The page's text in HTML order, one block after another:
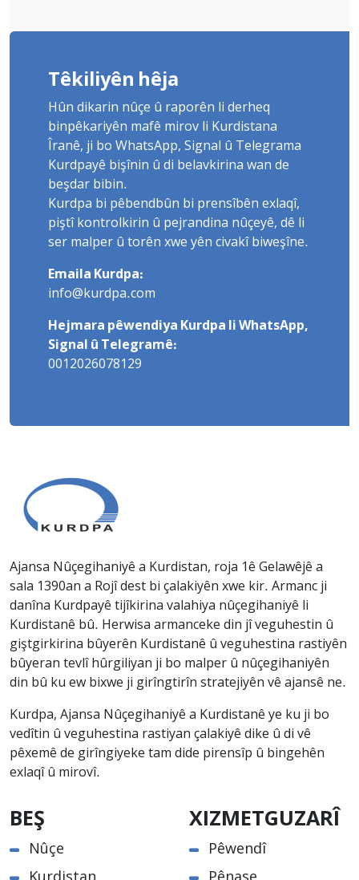
Têkiliyên hêja
Hûn dikarin nûçe û raporên li derheq
binpêkariyên mafê mirov li Kurdistana
Îranê, ji bo WhatsApp, Signal û Telegrama
Kurdpayê bişînin û di belavkirina wan de
beşdar bibin.
Kurdpa bi pêbendbûn bi prensîbên exlaqî,
piştî kontrolkirin û pejrandina nûçeyê, dê li
ser malper û torên xwe yên civakî biweşîne.
Emaila Kurdpa:
info@kurdpa.com
Hejmara pêwendiya Kurdpa li WhatsApp,
Signal û Telegramê:
0012026078129
Ajansa Nûçegihaniyê a Kurdistan, roja 1ê Gelawêjê a
sala 1390an a Rojî dest bi çalakiyên xwe kir. Armanc ji
danîna Kurdpayê tijîkirina valahiya nûçegihaniyê li
Kurdistanê bû. Herwisa armanceke din jî veguhestin û
giştgirkirina bûyerên Kurdistanê û veguhestina rastiyên
bûyeran tevlî hûrgiliyan ji bo malper û nûçegihaniyên
din bû ku ew bixwe ji girîngtirîn stratejiyên vê ajansê ne.
Kurdpa, Ajansa Nûçegihaniyê a Kurdistanê ye ku ji bo
vedîtin û veguhestina rastiyan çalakiyê dike û di vê
pêxemê de girîngiyeke tam dide pirensîp û bingehên
exlaqî û mirovî.
BEŞ
Nûçe
XIZMETGUZARÎ
Pêwendî